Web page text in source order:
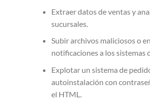
Extraer datos de ventas y
sucursales.
Subir archivos maliciosos o
notificaciones a los sistemas
Explotar un sistema de
autoinstalación con
el HTML.